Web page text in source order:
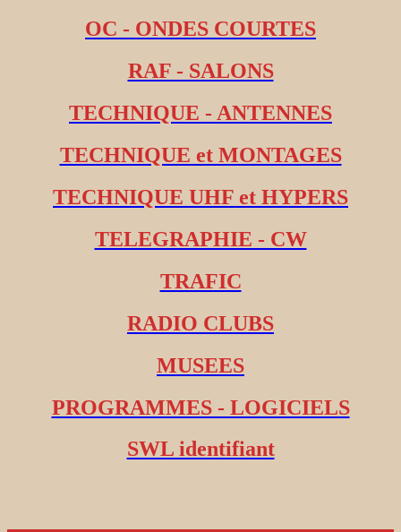
OC - ONDES COURTES
RAF - SALONS
TECHNIQUE - ANTENNES
TECHNIQUE et MONTAGES
TECHNIQUE UHF et HYPERS
TELEGRAPHIE - CW
TRAFIC
RADIO CLUBS
MUSEES
PROGRAMMES - LOGICIELS
SWL identifiant